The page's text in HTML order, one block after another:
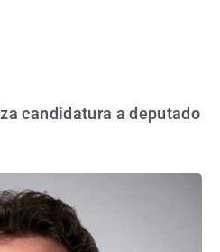
candidatura a deputado